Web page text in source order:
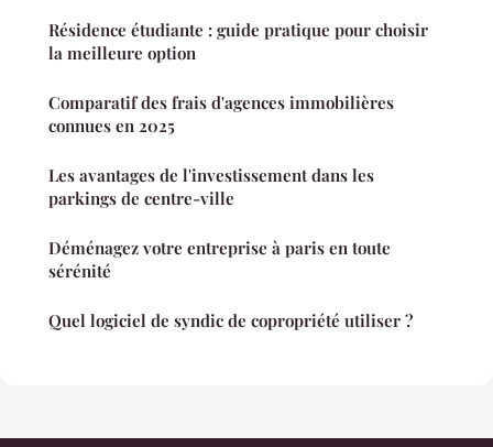
Résidence étudiante : guide pratique pour choisir
la meilleure option
Comparatif des frais d'agences immobilières
connues en 2025
Les avantages de l'investissement dans les
parkings de centre-ville
Déménagez votre entreprise à paris en toute
sérénité
Quel logiciel de syndic de copropriété utiliser ?